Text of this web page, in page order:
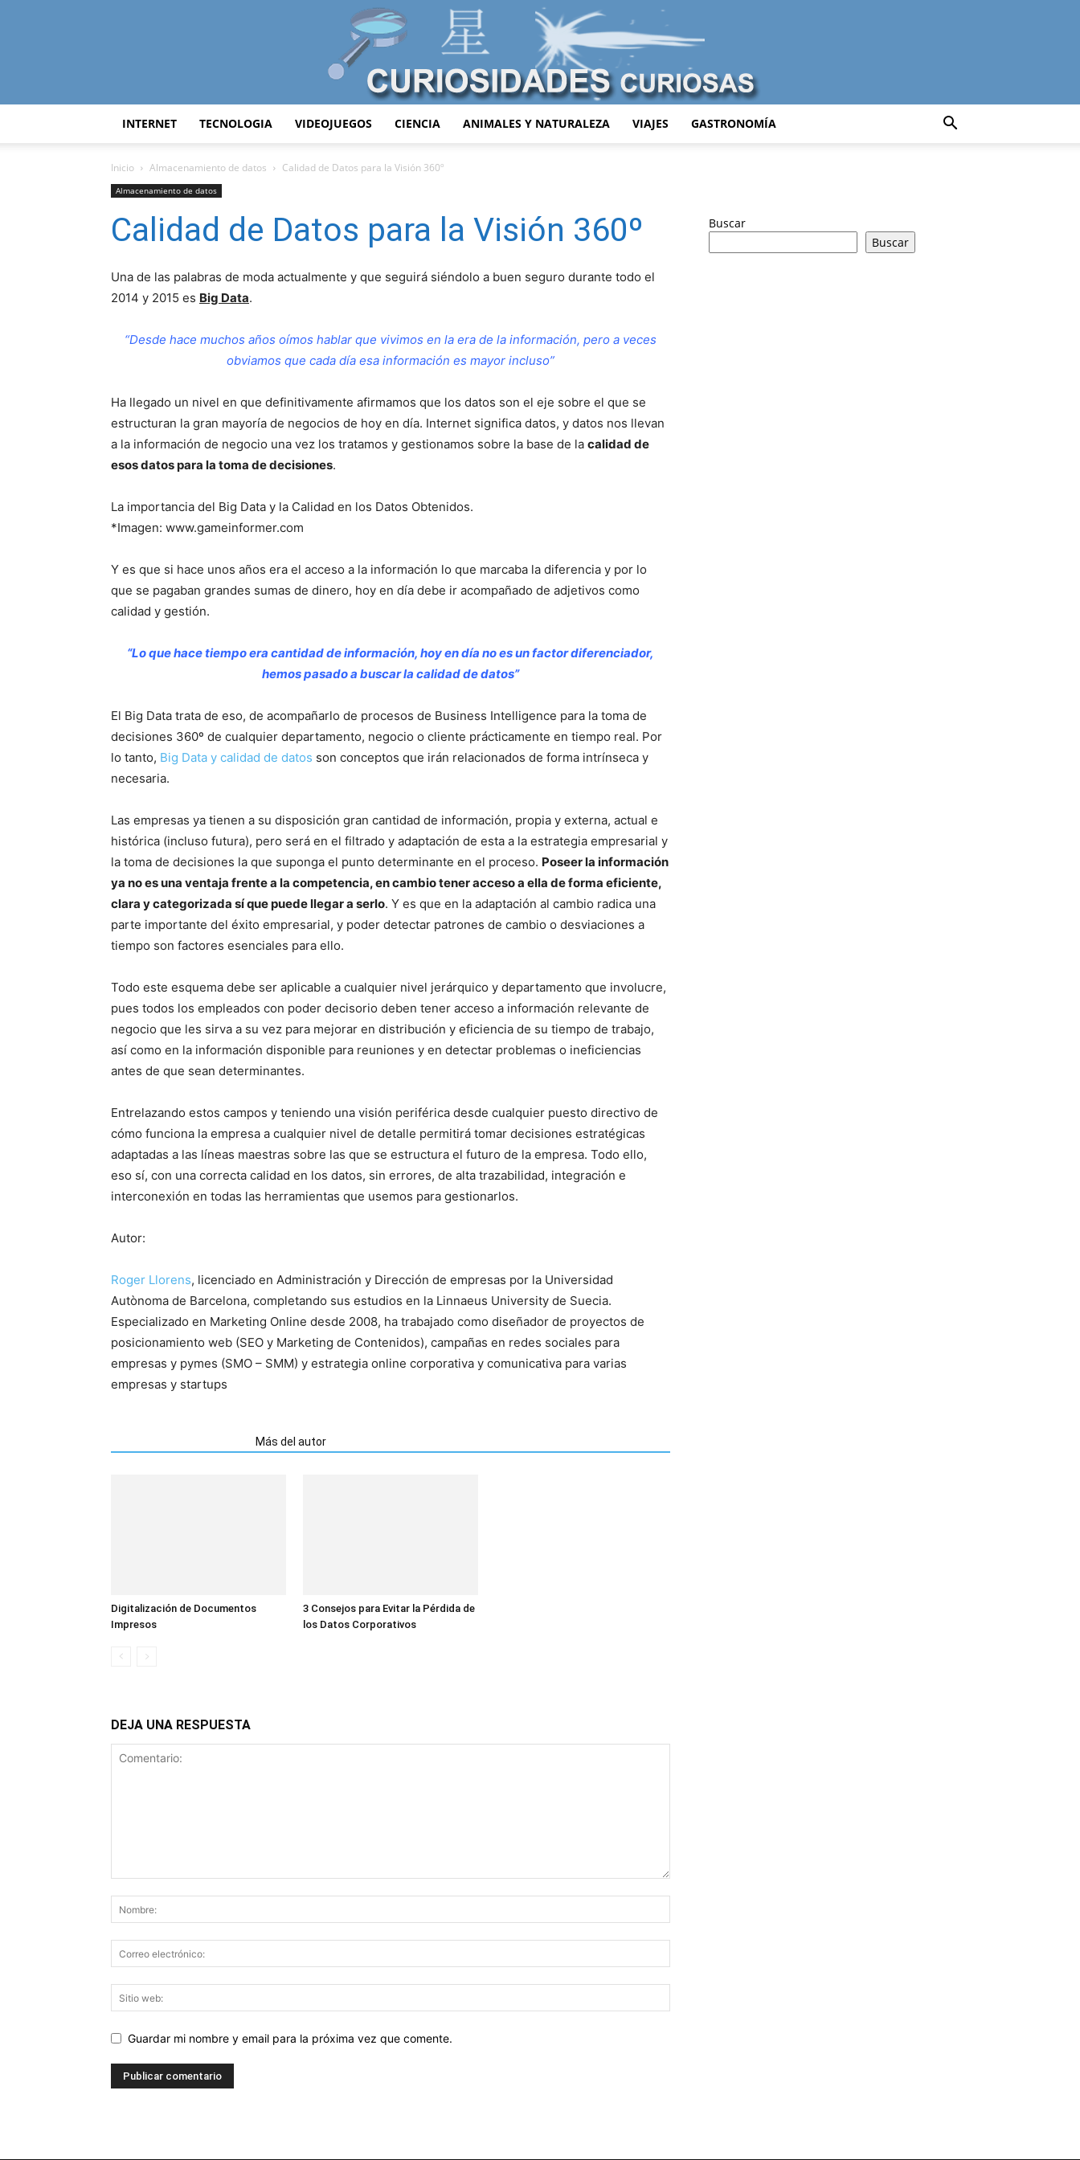
del
INTERNET TECNOLOGIA VIDEOJUEGOS CIENCIA ANIMALES Y NATURALEZA VIAJES GASTRONOMÍA
Inicio Almacenamiento de datos Calidad de Datos para la Visión 360º
Almacenamiento de datos
Calidad de Datos para la Visión 360º
Una de las palabras de moda actualmente y que seguirá siéndolo a buen seguro durante todo el
2014 y 2015 es Big Data.
“Desde hace muchos años oímos hablar que vivimos en la era de la información, pero a veces
obviamos que cada día esa información es mayor incluso”
Ha llegado un nivel en que definitivamente afirmamos que los datos son el eje sobre el que se
estructuran la gran mayoría de negocios de hoy en día. Internet significa datos, y datos nos llevan
a la información de negocio una vez los tratamos y gestionamos sobre la base de la calidad de
esos datos para la toma de decisiones.
La importancia del Big Data y la Calidad en los Datos Obtenidos.
*Imagen: www.gameinformer.com
Y es que si hace unos años era el acceso a la información lo que marcaba la diferencia y por lo
que se pagaban grandes sumas de dinero, hoy en día debe ir acompañado de adjetivos como
calidad y gestión.
“Lo que hace tiempo era cantidad de información, hoy en día no es un factor diferenciador,
hemos pasado a buscar la calidad de datos”
El Big Data trata de eso, de acompañarlo de procesos de Business Intelligence para la toma de
decisiones 360º de cualquier departamento, negocio o cliente prácticamente en tiempo real. Por
lo tanto, Big Data y calidad de datos son conceptos que irán relacionados de forma intrínseca y
necesaria.
Las empresas ya tienen a su disposición gran cantidad de información, propia y externa, actual e
histórica (incluso futura), pero será en el filtrado y adaptación de esta a la estrategia empresarial y
la toma de decisiones la que suponga el punto determinante en el proceso. Poseer la información
ya no es una ventaja frente a la competencia, en cambio tener acceso a ella de forma eficiente,
clara y categorizada sí que puede llegar a serlo. Y es que en la adaptación al cambio radica una
parte importante del éxito empresarial, y poder detectar patrones de cambio o desviaciones a
tiempo son factores esenciales para ello.
Todo este esquema debe ser aplicable a cualquier nivel jerárquico y departamento que involucre,
pues todos los empleados con poder decisorio deben tener acceso a información relevante de
negocio que les sirva a su vez para mejorar en distribución y eficiencia de su tiempo de trabajo,
así como en la información disponible para reuniones y en detectar problemas o ineficiencias
antes de que sean determinantes.
Entrelazando estos campos y teniendo una visión periférica desde cualquier puesto directivo de
cómo funciona la empresa a cualquier nivel de detalle permitirá tomar decisiones estratégicas
adaptadas a las líneas maestras sobre las que se estructura el futuro de la empresa. Todo ello,
eso sí, con una correcta calidad en los datos, sin errores, de alta trazabilidad, integración e
interconexión en todas las herramientas que usemos para gestionarlos.
Autor:
Roger Llorens, licenciado en Administración y Dirección de empresas por la Universidad
Autònoma de Barcelona, completando sus estudios en la Linnaeus University de Suecia.
Especializado en Marketing Online desde 2008, ha trabajado como diseñador de proyectos de
posicionamiento web (SEO y Marketing de Contenidos), campañas en redes sociales para
empresas y pymes (SMO – SMM) y estrategia online corporativa y comunicativa para varias
empresas y startups
Más del autor
Digitalización de Documentos
Impresos
3 Consejos para Evitar la Pérdida de
los Datos Corporativos
DEJA UNA RESPUESTA
Guardar mi nombre y email para la próxima vez que comente.
Buscar
Buscar